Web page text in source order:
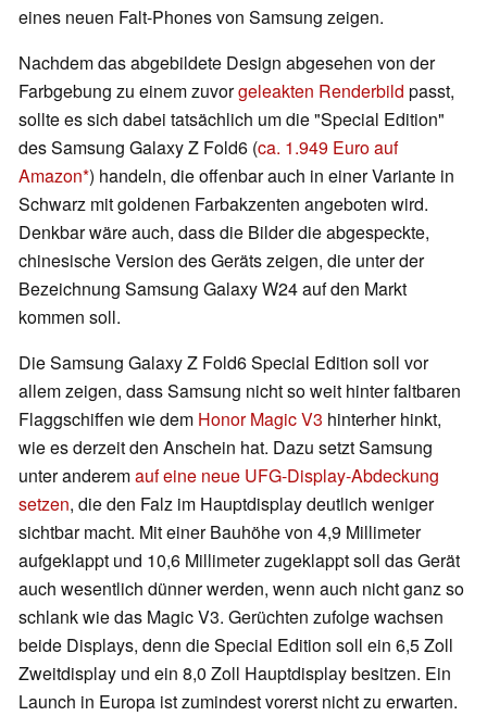
eines neuen Falt-Phones von Samsung zeigen.
Nachdem das abgebildete Design abgesehen von der
Farbgebung zu einem zuvorgeleakten Renderbild passt,
sollte es sich dabei tatsächlich um die "Special Edition"
des Samsung Galaxy Z Fold6 (ca. 1.949 Euro auf
Amazon ) handeln, die offenbar auch in einer Variante in
Schwarz mit goldenen Farbakzenten angeboten wird.
Denkbar wäre auch, dass die Bilder die abgespeckte,
chinesische Version des Geräts zeigen, die unter der
Bezeichnung Samsung Galaxy W24 auf den Markt
kommen soll.
Die Samsung Galaxy Z Fold6 Special Edition soll vor
allem zeigen, dass Samsung nicht so weit hinter faltbaren
Flaggschiffen wie dem Honor Magic V3 hinterher hinkt,
wie es derzeit den Anschein hat. Dazu setzt Samsung
unter anderemauf eine neue UFG-Display-Abdeckung
setzen, die den Falz im Hauptdisplay deutlich weniger
sichtbar macht. Mit einer Bauhöhe von 4,9 Millimeter
aufgeklappt und 10,6 Millimeter zugeklappt soll das Gerät
auch wesentlich dünner werden, wenn auch nicht ganz so
schlank wie das Magic V3. Gerüchten zufolge wachsen
beide Displays, denn die Special Edition soll ein 6,5 Zoll
Zweitdisplay und ein 8,0 Zoll Hauptdisplay besitzen. Ein
Launch in Europa ist zumindest vorerst nicht zu erwarten.